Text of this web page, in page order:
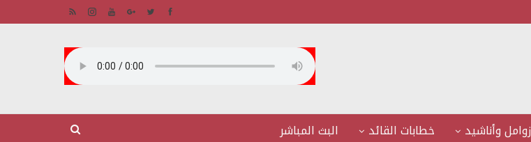
زوامل وأناشيد خطابات القائد البث المباشر